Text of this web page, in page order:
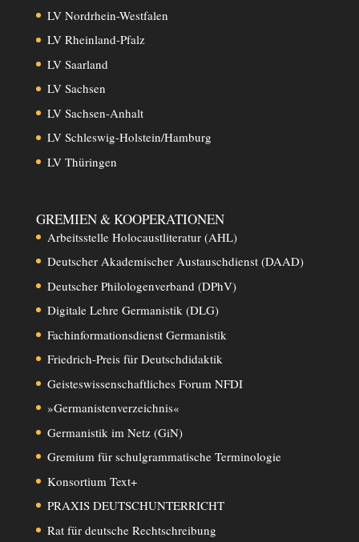
LV Nordrhein-Westfalen
LV Rheinland-Pfalz
LV Saarland
LV Sachsen
LV Sachsen-Anhalt
LV Schleswig-Holstein/Hamburg
LV Thüringen
GREMIEN & KOOPERATIONEN
Arbeitsstelle Holocaustliteratur (AHL)
Deutscher Akademischer Austauschdienst (DAAD)
Deutscher Philologenverband (DPhV)
Digitale Lehre Germanistik (DLG)
Fachinformationsdienst Germanistik
Friedrich-Preis für Deutschdidaktik
Geisteswissenschaftliches Forum NFDI
»Germanistenverzeichnis«
Germanistik im Netz (GiN)
Gremium für schulgrammatische Terminologie
Konsortium Text+
PRAXIS DEUTSCHUNTERRICHT
Rat für deutsche Rechtschreibung